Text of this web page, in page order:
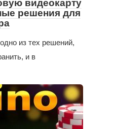
видеокарту
решения для
из тех решений,
и в